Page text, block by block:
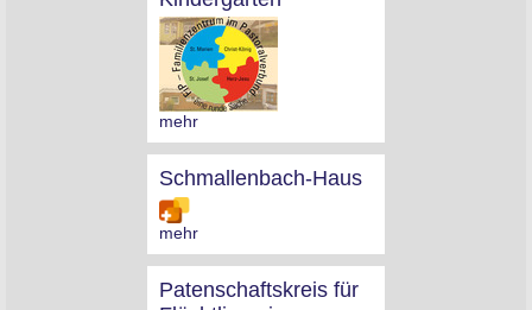
mehr
Schmallenbach-Haus
mehr
Patenschaftskreis für